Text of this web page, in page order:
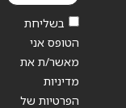
בשליחת
הטופס אני
מאשר/ת את
מדיניות
הפרטיות של